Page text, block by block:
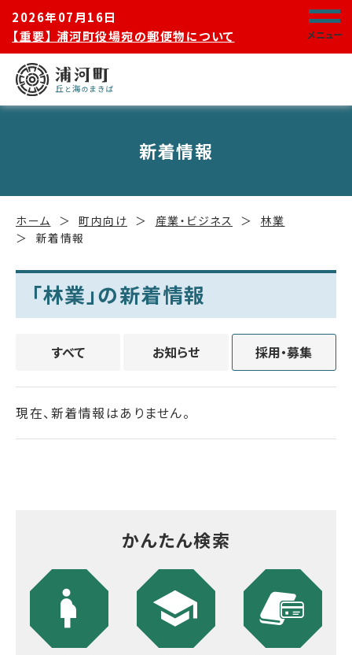
2026年07月16日
【重要】 浦河町役場宛の郵便物について
メニュー
新着情報
ホーム 町内向け 産業・ビジネス
林業
新着情報
「林業」の新着情報
すべて お知らせ 採用・募集
現在、新着情報はありません。
かんたん検索